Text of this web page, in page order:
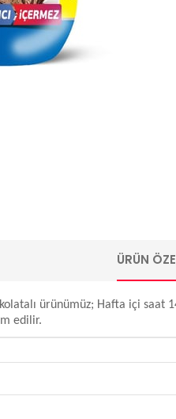
ÜRÜN
ürünümüz; Hafta içi
edilir.